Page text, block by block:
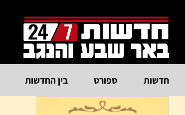
חדשות ספורט בין החדשות